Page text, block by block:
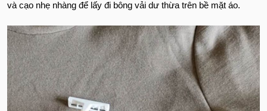
và cạo nhẹ nhàng để lấy đi bông vải dư thừa trên bề mặt áo.